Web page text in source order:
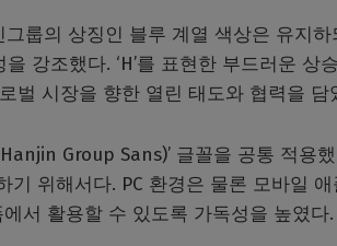
룹의 상징인 블루 계열 색상은 유지하
강조했다. ‘H’를 표현한 부드러운 상
벌 시장을 향한 열린 태도와 협력을 담
Group Sans)’ 글꼴을 공통 적용
위해서다. PC 환경은 물론 모바일 애
서 활용할 수 있도록 가독성을 높였다.